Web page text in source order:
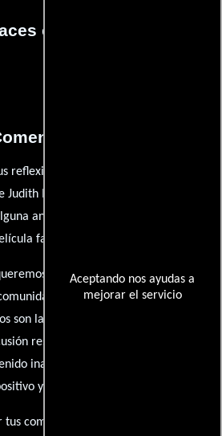
Aceptando nos ayudas a
mejorar el servicio
externos
reflexiones, anécdotas y opiniones
Matah. ¿Qué te ha inspirado de
anécdota personal que desees
favorita en la que ha participado?
escuchar tus pensamientos.
de admiradores y amantes
son la esencia de esta conversación.
respetuosa y constructiva.
inapropiado será eliminado para
y enriquecedor para todos.
tus comentarios y conocer tus puntos